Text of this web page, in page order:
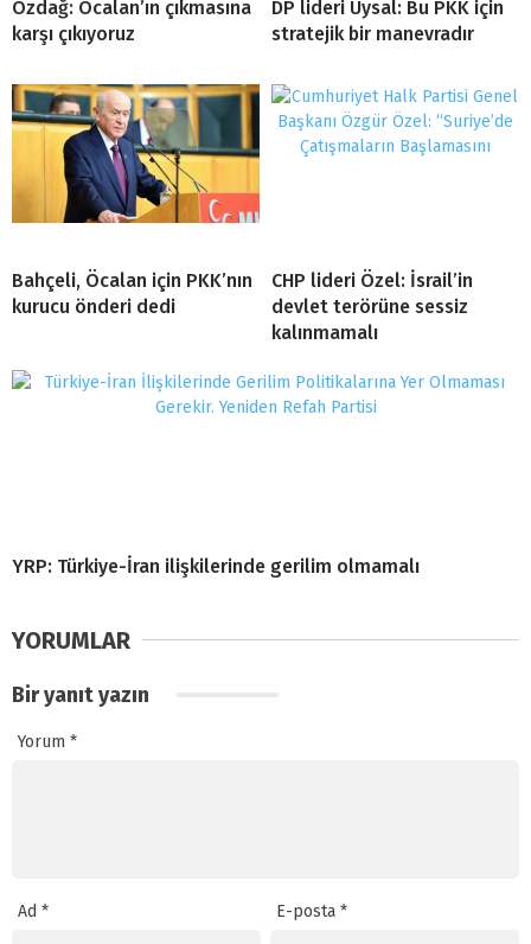
Özdağ: Öcalan’ın çıkmasına
karşı çıkıyoruz
DP lideri Uysal: Bu PKK için
stratejik bir manevradır
Bahçeli, Öcalan için PKK’nın
kurucu önderi dedi
CHP lideri Özel: İsrail’in
devlet terörüne sessiz
kalınmamalı
YRP: Türkiye-İran ilişkilerinde gerilim olmamalı
YORUMLAR
Bir yanıt yazın
Yorum *
Ad * E-posta*